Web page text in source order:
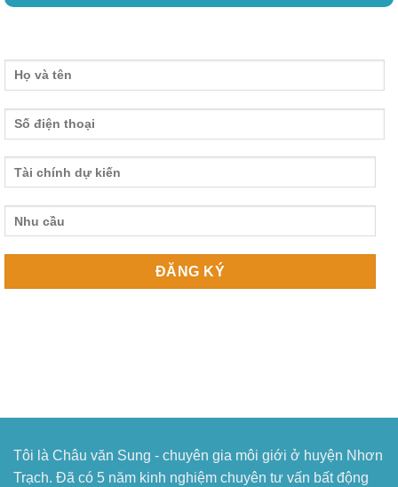
Tôi là Châu văn Sung - chuyên gia môi giới ở huyện Nhơn
Trạch. Đã có 5 năm kinh nghiệm chuyên tư vấn bất động